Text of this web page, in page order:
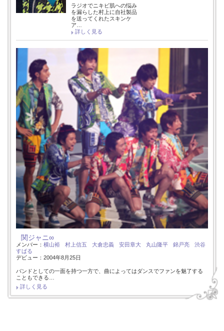
ラジオでニキビ肌への悩み
を漏らした村上に自社製品
を送ってくれたスキンケ
ア…
詳しく見る
関ジャニ∞
メンバー： 横山裕 村上信五 大倉忠義 安田章大 丸山隆平 錦戸亮
渋谷
すばる
デビュー：2004年8月25日
バンドとしての一面を持つ一方で、曲によってはダンスでファンを魅了する
こともできる…
詳しく見る